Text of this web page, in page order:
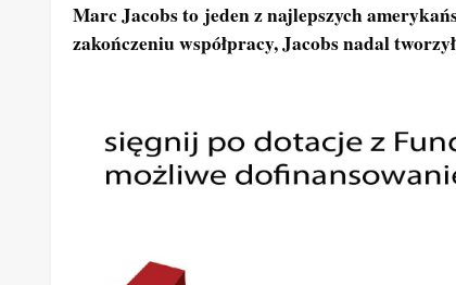
Marc Jacobs to jeden z najlepszych
zakończeniu współpracy, Jacobs nadal